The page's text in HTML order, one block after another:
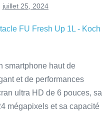
juillet 25, 2024
smartphone haut de
et de performances
ultra HD de 6 pouces, sa
mégapixels et sa capacité